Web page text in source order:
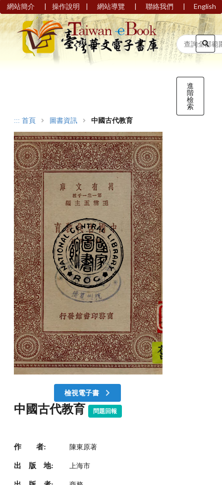
網站簡介 | 操作說明 | 網站導覽 | 聯絡我們 | English
進
階
檢
索
::: 首頁 圖書資訊 中國古代教育
檢視電子書
中國古代教育 問題回報
作 者: 陳東原著
出 版 地: 上海市